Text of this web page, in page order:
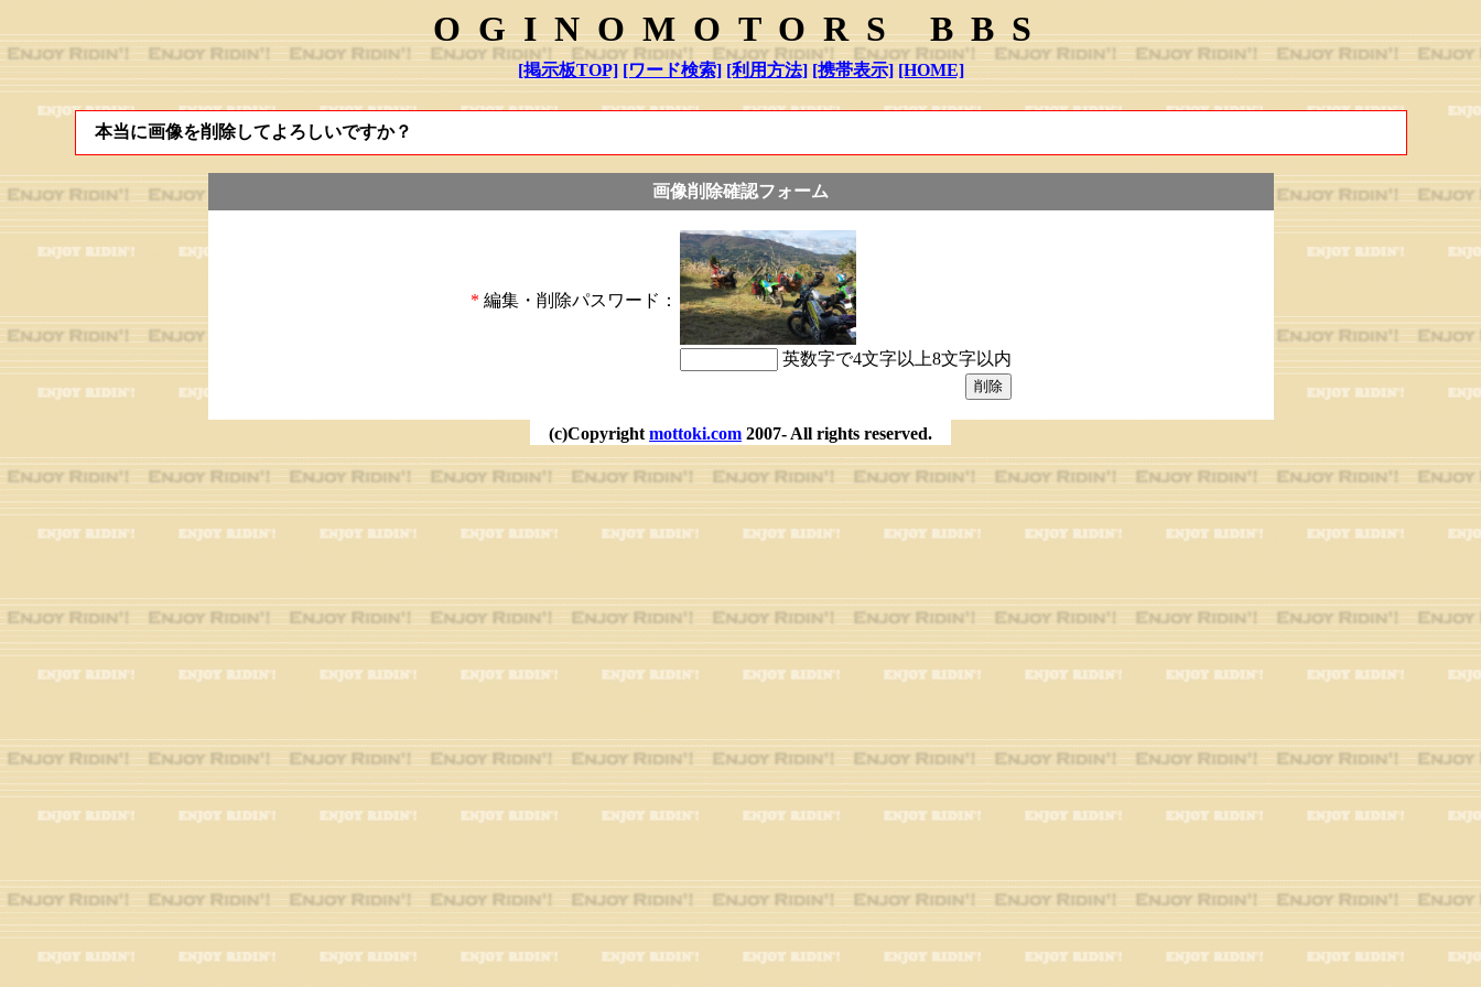
OGINOMOTORS BBS
[掲示板TOP] [ワード検索] [利用方法] [携帯表示] [HOME]
本当に画像を削除してよろしいですか？
画像削除確認フォーム
* 編集・削除パスワード：
英数字で4文字以上8文字以内
(c)Copyright mottoki.com 2007- All rights reserved.